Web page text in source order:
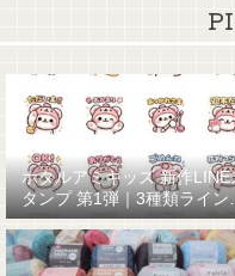
ホタルアミキッズ 新作LINE
タンプ 第1弾｜3種類ライン
ップ☆